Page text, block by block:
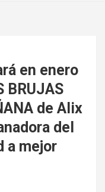
en enero
BRUJAS
de Alix
del
a mejor